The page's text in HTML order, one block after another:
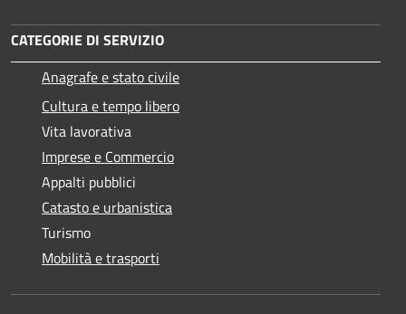
CATEGORIE DI SERVIZIO
Anagrafe e stato civile
Cultura e tempo libero
Vita lavorativa
Imprese e Commercio
Appalti pubblici
Catasto e urbanistica
Turismo
Mobilità e trasporti